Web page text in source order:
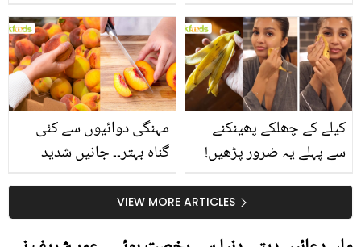
سے متعلق غلط فہمیوں کی
حقیقت کیا ہے اور افواہ
کیا؟
بتائے راز
مہنگی دوائیوں سے کئی
گناہ بہتر۔۔ جانیں شدید
کیوں کھانا چاہیے؟
کیلے کے چھلکے پھینکنے
سے پہلے یہ ضرور پڑھیں!
سستا اور قدرتی حلVIEW MORE ARTICLES